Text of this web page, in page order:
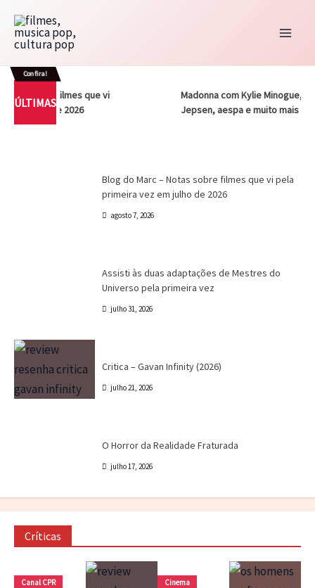
para
conteúdo
Confira!
ÚLTIMAS
sobre filmes que vi
julho de 2026
Madonna com Kylie Minogue,
Jepsen, aespa e muito mais
Destaques Marc Tinoco
Blog do Marc – Notas sobre filmes que vi
pela primeira vez em julho de 2026
CFMC CFMC no Cinema
CFMC NO CINEMA 29 – Nikita (1990) e A Assassina
(1993) – Finalmente defendemos um remake?
CFMC no Cinema
CFMC NO CINEMA 28 – Os Melhores Filmes de Super-
Blog do Marc – Notas sobre filmes que vi pela
primeira vez em julho de 2026
agosto 7, 2026
Assisti às duas adaptações de Mestres do
Universo pela primeira vez
julho 31, 2026
Critica – Gavan Infinity (2026)
julho 21, 2026
O Horror da Realidade Fraturada
julho 17, 2026
Críticas
Canal CPR
Cinema